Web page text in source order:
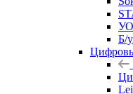
Б/